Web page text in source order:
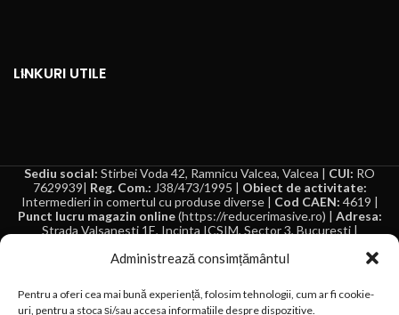
Administrează consimțământul
Pentru a oferi cea mai bună experiență, folosim tehnologii, cum ar fi cookie-
uri, pentru a stoca și/sau accesa informațiile despre dispozitive.
LINKURI UTILE
Sediu social: Stirbei Voda 42, Ramnicu Valcea, Valcea | CUI: RO
7629939| Reg. Com.: J38/473/1995 | Obiect de activitate:
Intermedieri in comertul cu produse diverse | Cod CAEN: 4619 |
Punct lucru magazin online(https://reducerimasive.ro) | Adresa:
Strada Valsanesti 1E, Incinta ICSIM, Sector 3, Bucuresti |
cazul
Inter Line-Company SRL comercializeaza scari de lucru, seifuri, boxe
portabile, articole pentru casa, gradina si bricolaj, articole menaj